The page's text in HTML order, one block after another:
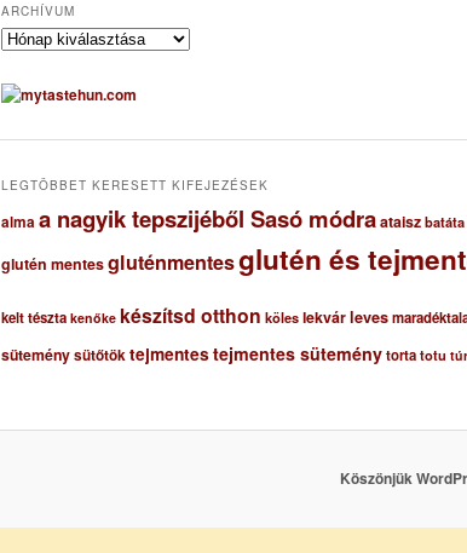
ARCHÍVUM
A
c
h
uLEGTÖBBET KERESETT KIFEJEZÉSEK
almaa nagyik tepszijéből Sasó módraataisz batáta
glutén mentesgluténmentesglutén és
kelt tészta kenőke készítsd otthon köles lekvárleves
süteménysütőtöktejmentestejmentes süteménytorta totu
Köszönjük